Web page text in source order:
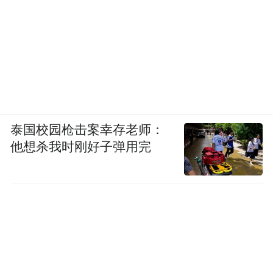
泰国校园枪击案幸存老师：
他想杀我时刚好子弹用完